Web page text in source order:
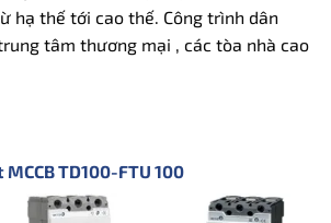
hạ thế tới cao thế. Công trình dân
tâm thương mại , các tòa nhà cao
TD100-FTU 100